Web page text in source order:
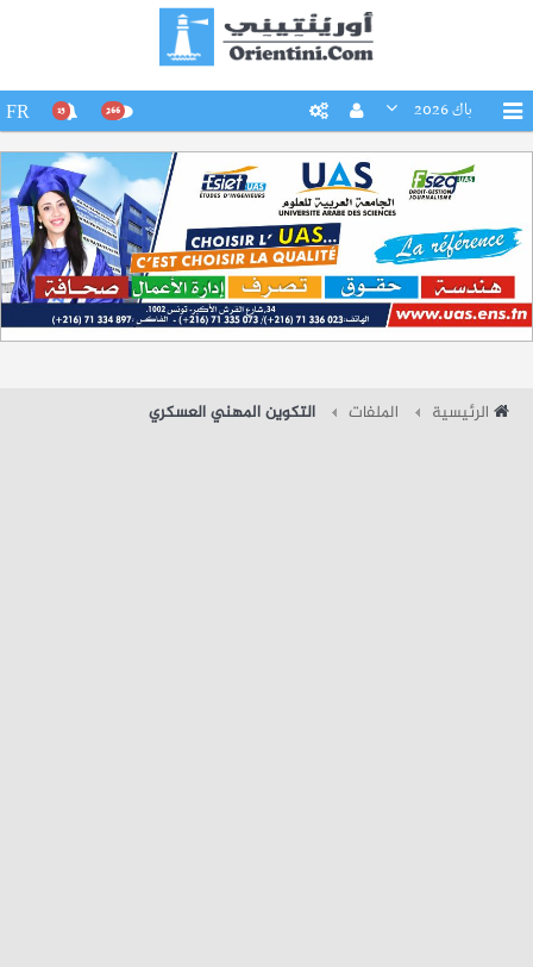
باك 2026 266
15
FR
الرئيسية الملفات التكوين المهني العسكري